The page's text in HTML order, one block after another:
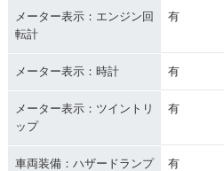
メーター表示：エンジン回
転計
有
メーター表示：時計 有
メーター表示：ツイントリ
ップ
有
車両装備：ハザードランプ 有